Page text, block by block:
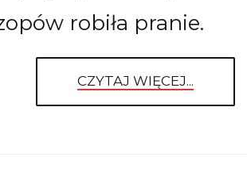
robiła pranie.
CZYTAJ WIĘCEJ...